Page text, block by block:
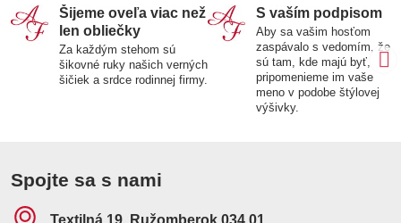
Šijeme oveľa viac než
len obliečky
Za každým stehom sú
šikovné ruky našich verných
šičiek a srdce rodinnej firmy.
S vaším podpisom
Aby sa vašim hosťom
zaspávalo s vedomím, že
sú tam, kde majú byť,
pripomenieme im vaše
meno v podobe štýlovej
výšivky.
Spojte sa s nami
Textilná 19, Ružomberok 034 01